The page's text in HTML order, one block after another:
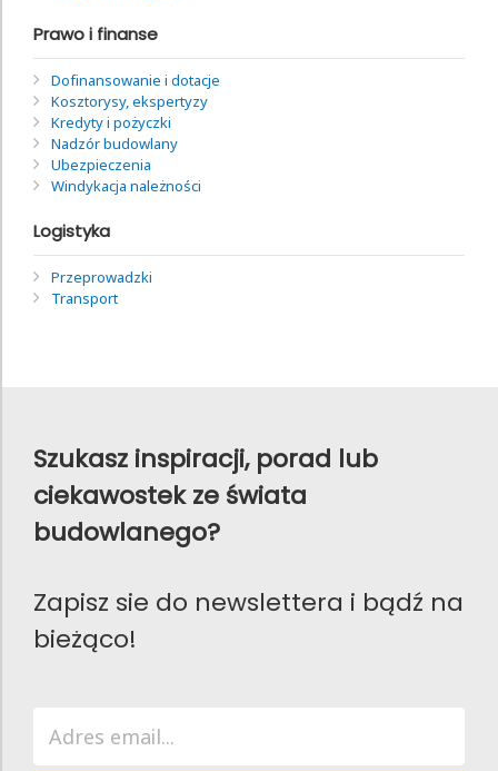
Prawo i finanse
Dofinansowanie i dotacje
Kosztorysy, ekspertyzy
Kredyty i pożyczki
Nadzór budowlany
Ubezpieczenia
Windykacja należności
Logistyka
Przeprowadzki
Transport
Szukasz inspiracji, porad lub
ciekawostek ze świata
budowlanego?
Zapisz sie do newslettera i bądź na
bieżąco!